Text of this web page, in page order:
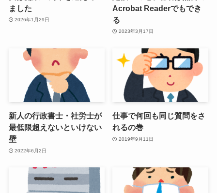
ました
2026年1月29日
Acrobat Readerでもでき
る
2023年3月17日
新人の行政書士・社労士が
最低限超えないといけない
壁
2022年6月2日
仕事で何回も同じ質問をさ
れるの巻
2019年9月11日